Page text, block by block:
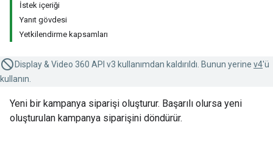
İstek içeriği
Yanıt gövdesi
Yetkilendirme kapsamları
Display & Video 360 API v3 kullanımdan kaldırıldı. Bunun yerine v4'ü
kullanın.
Yeni bir kampanya siparişi oluşturur. Başarılı olursa yeni
oluşturulan kampanya siparişini döndürür.